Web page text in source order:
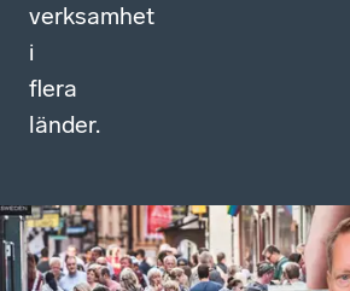
verksamhet
i
flera
länder.